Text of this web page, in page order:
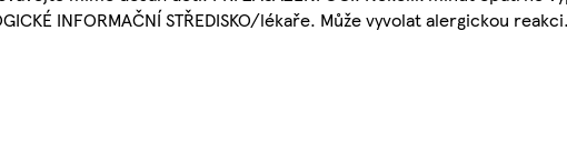
INFORMAČNÍ STŘEDISKO/lékaře. Může vyvolat alergickou reakci.